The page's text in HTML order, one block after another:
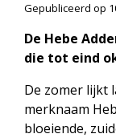
Gepubliceerd op
De Hebe
die tot eind
De zomer lijkt
merknaam
bloeiende,